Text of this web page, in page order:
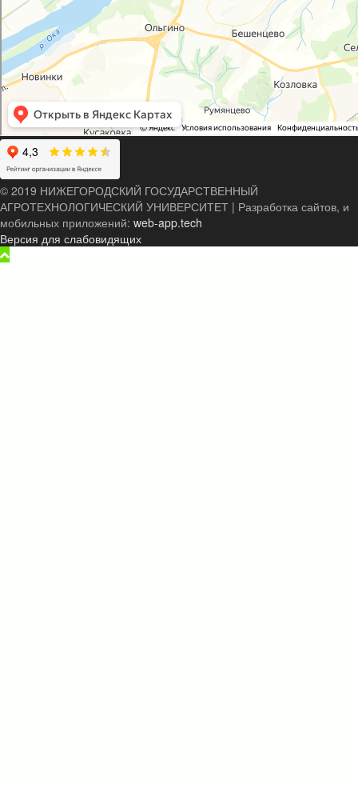
© 2019 НИЖЕГОРОДСКИЙ ГОСУДАРСТВЕННЫЙ
АГРОТЕХНОЛОГИЧЕСКИЙ УНИВЕРСИТЕТ | Разработка сайтов, и
мобильных приложений: web-app.tech
Версия для слабовидящих